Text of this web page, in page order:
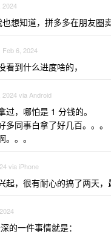
2024
也想知道，拼多多在朋友圈
Feb 6, 2024
看到什么进度啥的，
2024 via Android
过，哪怕是 1 分钱的。
多同事白拿了好几百。。。
。。
via iPhone
起，很有耐心的搞了两天
的一件事情就是：